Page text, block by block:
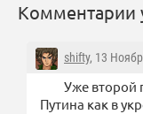
Комментарии
shifty, 13
Уже второй
Путина как в